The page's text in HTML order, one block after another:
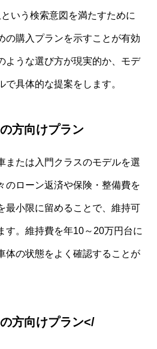
いう検索意図を満たすために
の購入プランを示すことが有効
ような選び方が現実的か、モデ
で具体的な提案をします。
方向けプラン
または入門クラスのモデルを選
のローン返済や保険・整備費を
最小限に留めることで、維持可
す。維持費を年10～20万円台に
体の状態をよく確認することが
方向けプラン</